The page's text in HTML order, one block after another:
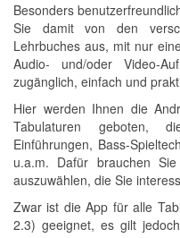
Besonders
Sie damit von den
Lehrbuches aus, mit nur
Audio- und/oder Video-
zugänglich, einfach und
Hier werden Ihnen die
Tabulaturen geboten,
Einführungen, Bass-
u.a.m. Dafür brauchen
auszuwählen, die Sie
Zwar ist die App für alle
2.3) geeignet, es gilt